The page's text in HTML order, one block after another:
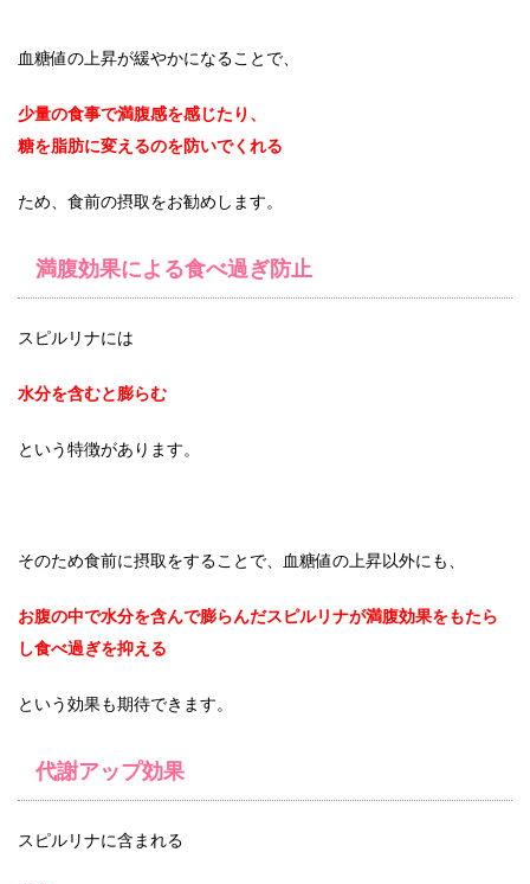
血糖値の上昇が緩やかになることで、
少量の食事で満腹感を感じたり、
糖を脂肪に変えるのを防いでくれる
ため、食前の摂取をお勧めします。
満腹効果による食べ過ぎ防止
スピルリナには
水分を含むと膨らむ
という特徴があります。
そのため食前に摂取をすることで、血糖値の上昇以外にも、
お腹の中で水分を含んで膨らんだスピルリナが満腹効果をもたら
し食べ過ぎを抑える
という効果も期待できます。
代謝アップ効果
スピルリナに含まれる